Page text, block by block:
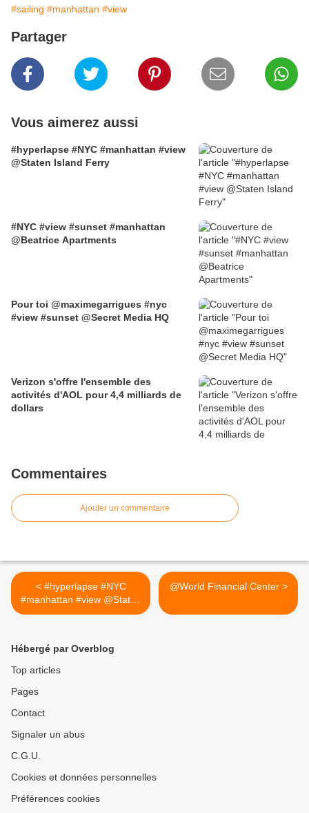
#sailing #manhattan #view
Partager
Vous aimerez aussi
#hyperlapse #NYC #manhattan #view
@Staten Island Ferry
#NYC #view #sunset #manhattan
@Beatrice Apartments
Pour toi @maximegarrigues #nyc
#view #sunset @Secret Media HQ
Verizon s'offre l'ensemble des
activités d'AOL pour 4,4 milliards de
dollars
Commentaires
Ajouter un commentaire
< #hyperlapse #NYC
#manhattan #view @Staten
Island Ferry
@World Financial Center >
Hébergé par Overblog
Top articles
Pages
Contact
Signaler un abus
C.G.U.
Cookies et données personnelles
Préférences cookies